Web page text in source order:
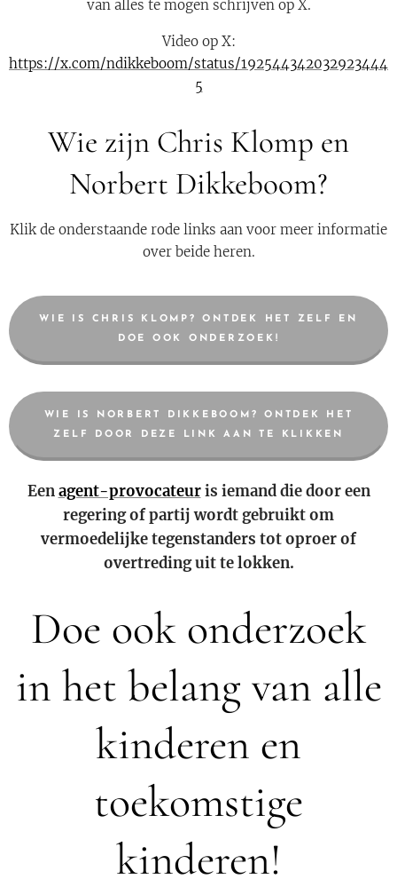
van alles te mogen schrijven op X.
Video op X:
https://x.com/ndikkeboom/status/192544342032923444
5
Wie zijn Chris Klomp en
Norbert Dikkeboom?
Klik de onderstaande rode links aan voor meer informatie
over beide heren.
WIE IS CHRIS KLOMP? ONTDEK HET ZELF EN
DOE OOK ONDERZOEK!
WIE IS NORBERT DIKKEBOOM? ONTDEK HET
ZELF DOOR DEZE LINK AAN TE KLIKKEN
Eenagent-provocateuris iemand die door een
regering of partij wordt gebruikt om
vermoedelijke tegenstanders tot oproer of
overtreding uit te lokken.
Doe ook onderzoek
in het belang van alle
kinderen en
toekomstige
kinderen!